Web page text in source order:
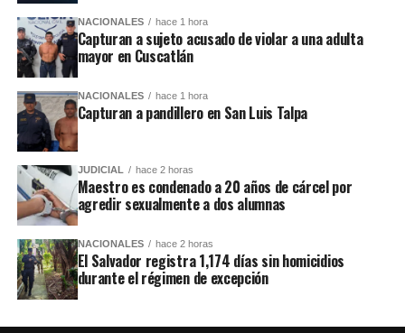
NACIONALES hace 1 hora
Capturan a sujeto acusado de violar a una adulta
mayor en Cuscatlán
NACIONALES hace 1 hora
Capturan a pandillero en San Luis Talpa
JUDICIAL hace 2 horas
Maestro es condenado a 20 años de cárcel por
agredir sexualmente a dos alumnas
NACIONALES hace 2 horas
El Salvador registra 1,174 días sin homicidios
durante el régimen de excepción